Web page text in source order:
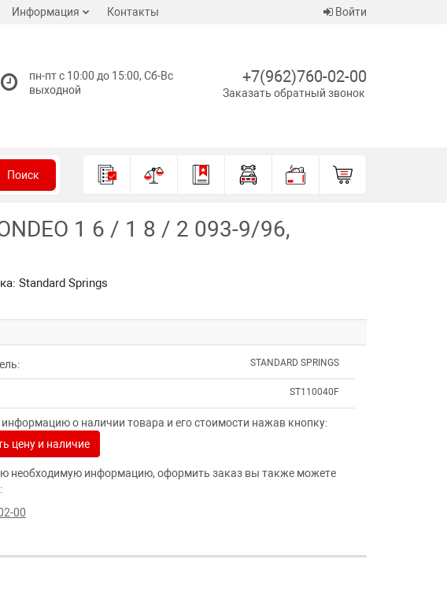
Информация Контакты Войти
пн-пт с 10:00 до 15:00, Сб-Вс
выходной
+7(962)760-02-00
Заказать обратный звонок
Поиск
1 6 / 1 8 / 2 093-9/96,
Standard Springs
STANDARD SPRINGS
ST110040F
о наличии товара и его стоимости нажав кнопку:
цену и наличие
необходимую информацию, оформить заказ вы также можете
00